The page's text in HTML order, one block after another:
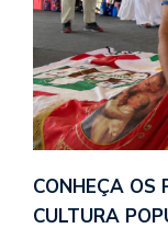
CONHEÇA OS
CULTURA